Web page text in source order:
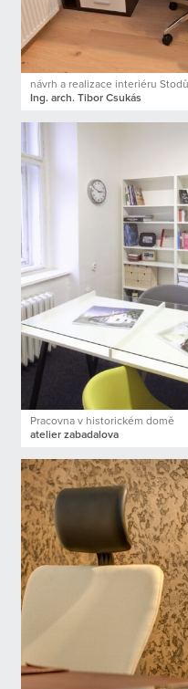
návrh a realizace interiéru
Ing. arch. Tibor Csukás
Pracovna v historickém domě
atelier zabadalova